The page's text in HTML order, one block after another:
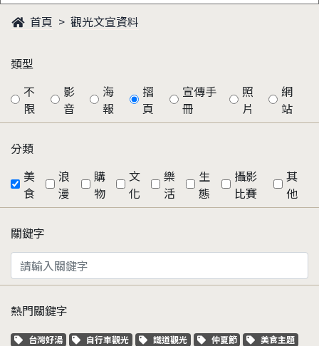
首頁 觀光文宣資料
類型
不
限
影
音
海
報
摺
頁
宣傳手
冊
照
片
網
站
分類
美
食
浪
漫
購
物
文
化
樂
活
生
態
攝影
比賽
其
他
關鍵字
熱門關鍵字
關鍵字標籤
台灣好湯 關鍵字標籤
自行車觀光 關鍵字標籤
鐵道觀光 關鍵字標籤
仲夏節 關鍵字標籤
美食主題